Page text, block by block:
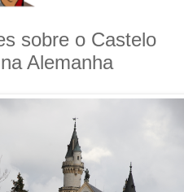
sobre o Castelo
Alemanha